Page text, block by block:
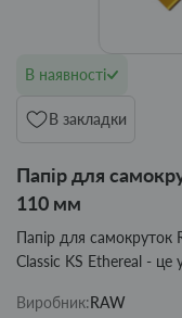
В наявності
В закладки
Папір для
110 мм
Папір для самокруток
Classic KS Ethereal - це
Виробник:RAW